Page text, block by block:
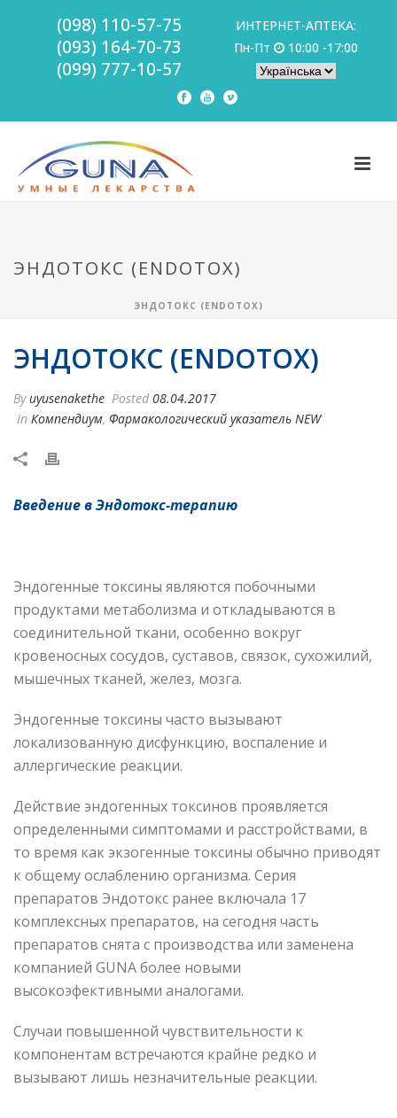
(098) 110-57-75
(093) 164-70-73
(099) 777-10-57
ИНТЕРНЕТ-АПТЕКА:
Пн-Пт
10:00 -17:00
ЭНДОТОКС (ENDOTOX)
ЭНДОТОКС (ENDOTOX)
ЭНДОТОКС (ENDOTOX)
Byuyusenakethe Posted 08.04.2017
In Компендиум, Фармакологический указатель NEW
Введение в Эндотокс-терапию
Эндогенные токсины являются побочными
продуктами метаболизма и откладываются в
соединительной ткани, особенно вокруг
кровеносных сосудов, суставов, связок, сухожилий,
мышечных тканей, желез, мозга.
Эндогенные токсины часто вызывают
локализованную дисфункцию, воспаление и
аллергические реакции.
Действие эндогенных токсинов проявляется
определенными симптомами и расстройствами, в
то время как экзогенные токсины обычно приводят
к общему ослаблению организма. Серия
препаратов Эндотокс ранее включала 17
комплексных препаратов, на сегодня часть
препаратов снята с производства или заменена
компанией GUNA более новыми
высокоэфективными аналогами.
Случаи повышенной чувствительности к
компонентам встречаются крайне редко и
вызывают лишь незначительные реакции.